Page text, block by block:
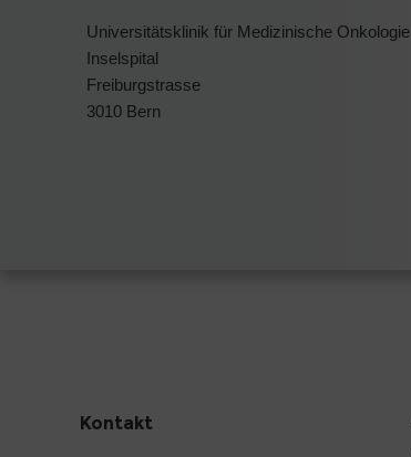
Universitätsklinik für Medizinische Onkologie
Inselspital
Freiburgstrasse
3010 Bern
Kontakt